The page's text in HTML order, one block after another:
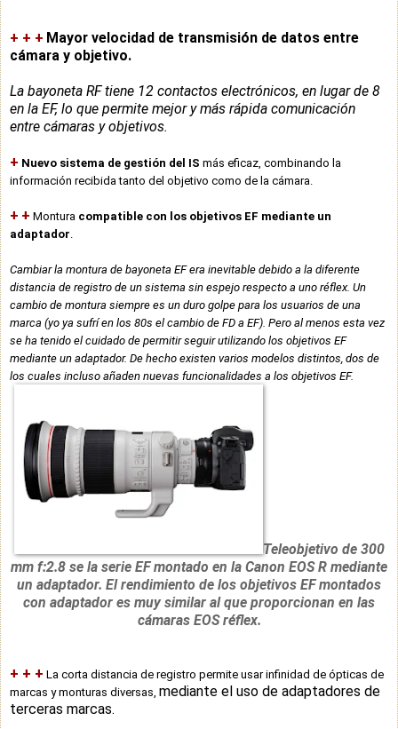
+ + + Mayor velocidad de transmisión de datos entre
cámara y objetivo.
La bayoneta RF tiene 12 contactos electrónicos, en lugar de 8
en la EF, lo que permite mejor y más rápida comunicación
entre cámaras y objetivos.
+ Nuevo sistema de gestión del IS más eficaz, combinando la
información recibida tanto del objetivo como de la cámara.
+ + Montura compatible con los objetivos EF mediante un
adaptador
Cambiar la montura de bayoneta EF era inevitable debido a la diferente
distancia de registro de un sistema sin espejo respecto a uno réflex. Un
cambio de montura siempre es un duro golpe para los usuarios de una
marca (yo ya sufrí en los 80s el cambio de FD a EF). Pero al menos esta vez
se ha tenido el cuidado de permitirseguir utilizando los objetivos EF
mediante un adaptador. De hecho existen varios modelos distintos, dos de
los cuales incluso añaden nuevas funcionalidades a los objetivos EF.
Teleobjetivo de 300
mm f:2.8 se la serie EF montado en la Canon EOS R mediante
un adaptador. El rendimiento de los objetivos EF montados
con adaptador es muy similar al que proporcionan en las
cámaras EOS réflex.
+ + + La corta distancia de registro permite usar infinidad de ópticas de
marcas y monturas diversas, mediante el uso de adaptadores de
terceras marcas.